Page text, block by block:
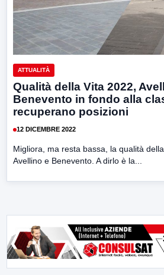
ATTUALITÀ
Qualità della Vita 2022,
Benevento in fondo alla
recuperano posizioni
12 DICEMBRE 2022
Migliora, ma resta bassa, la qualità
Avellino e Benevento. A dirlo è la...